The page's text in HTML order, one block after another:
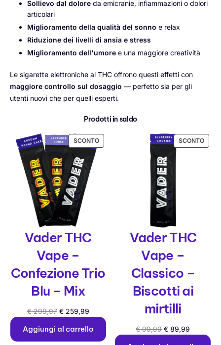
Sollievo dal dolore da emicranie, infiammazioni o dolori
articolari
Miglioramento della qualità del sonno e relax
Riduzione dei livelli di ansia e stress
Miglioramento dell'umore e una maggiore creatività
Le sigarette elettroniche al THC offrono questi effetti con
maggiore controllo sul dosaggio — perfetto sia per gli
utenti nuovi che per quelli esperti.
Prodotti in saldo
SCONTO
Vader THC
Vape –
Confezione Trio
Blu – Mix
€299,97 €259,99
Aggiungi al carrello
SCONTO
Vader THC
Vape –
Classico –
Biscotti ai
mirtilli
€99,99 € 89,99